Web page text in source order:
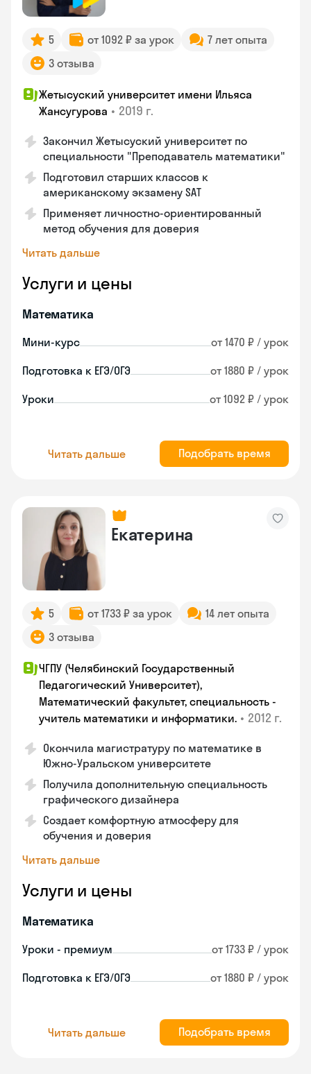
5 от 1092 ₽ за урок
7 лет опыта
3 отзыва
Жетысуский университет имени Ильяса
Жансугурова • 2019 г.
Закончил Жетысуский университет по
специальности "Преподаватель математики"
Подготовил старших классов к
американскому экзамену SAT
Применяет личностно-ориентированный
метод обучения для доверия
Читать дальше
Услуги и цены
Математика
Мини-курс от 1470 ₽ / урок
Подготовка к ЕГЭ/ОГЭ от 1880 ₽ / урок
Уроки от 1092 ₽ / урок
Читать дальше Подобрать время
Екатерина
5 от 1733 ₽ за урок
14 лет опыта
3 отзыва
ЧГПУ (Челябинский Государственный
Педагогический Университет),
Математический факультет, специальность -
учитель математики и информатики. • 2012 г.
Окончила магистратуру по математике в
Южно-Уральском университете
Получила дополнительную специальность
графического дизайнера
Создает комфортную атмосферу для
обучения и доверия
Читать дальше
Услуги и цены
Математика
Уроки - премиум от 1733 ₽ / урок
Подготовка к ЕГЭ/ОГЭ от 1880 ₽ / урок
Читать дальше Подобрать время